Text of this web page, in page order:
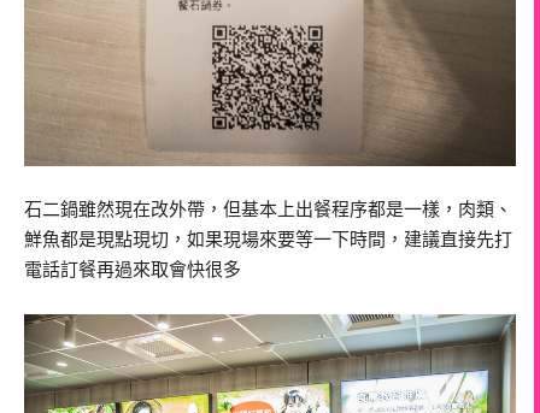
石二鍋雖然現在改外帶，但基本上出餐程序都是一樣，肉類、
鮮魚都是現點現切，如果現場來要等一下時間，建議直接先打
電話訂餐再過來取會快很多